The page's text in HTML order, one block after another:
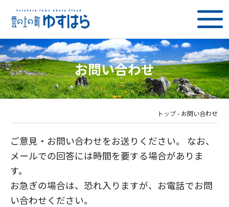
お問い合わせ
トップ - お問い合わせ
ご意見・お問い合わせをお送りください。 なお、
メールでの回答には時間を要する場合がありま
す。
お急ぎの場合は、恐れ入りますが、お電話でお問
い合わせください。